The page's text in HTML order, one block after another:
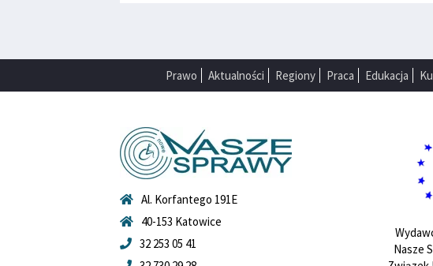
Prawo Aktualności Regiony Praca Edukacja
Al. Korfantego 191E
40-153 Katowice
32 253 05 41
Nasze